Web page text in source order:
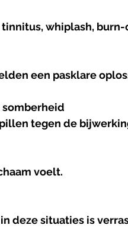
whiplash, burn-
een pasklare
somberheid
tegen de
voelt.
deze situaties is